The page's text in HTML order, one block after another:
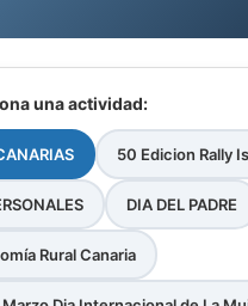
una actividad:
50 Edicion Rally
DIA DEL PADRE
Rural Canaria